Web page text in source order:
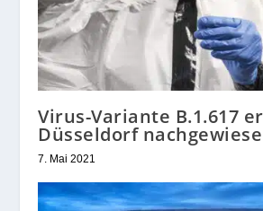
Virus-Variante B.1.617
Düsseldorf
7. Mai 2021